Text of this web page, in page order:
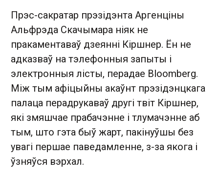
Прэс-сакратар прэзідэнта Аргенціны
Альфрэда Скачымара ніяк не
пракаментаваў дзеянні Кіршнер. Ён не
адказваў на тэлефонныя запыты і
электронныя лісты, перадае Bloomberg.
Між тым афіцыйны акаўнт прэзідэнцкага
палаца перадрукаваў другі твіт Кіршнер,
які змяшчае прабачэнне і тлумачэнне аб
тым, што гэта быў жарт, пакінуўшы без
увагі першае паведамленне, з-за якога і
ўзняўся вэрхал.